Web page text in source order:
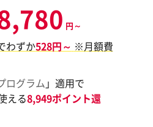
円～
わずか528円～ ※月額費
ログラム 」適用で
える8,949ポイント還